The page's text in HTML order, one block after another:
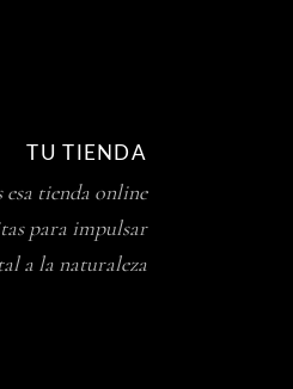
TU TIENDA
esa tienda online
para impulsar
a la naturaleza